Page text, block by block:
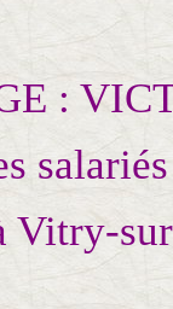
:
Vitry-